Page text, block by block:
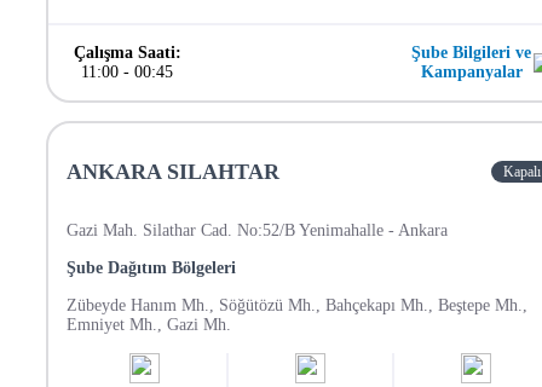
Çalışma Saati:
11:00 - 00:45
Şube Bilgileri ve
Kampanyalar
ANKARA SILAHTAR Kapalı
Gazi Mah. Silathar Cad. No:52/B Yenimahalle - Ankara
Şube Dağıtım Bölgeleri
Zübeyde Hanım Mh., Söğütözü Mh., Bahçekapı Mh., Beştepe Mh.,
Emniyet Mh., Gazi Mh.